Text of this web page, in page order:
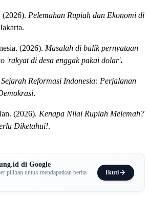
(2026). Pelemahan Rupiah dan Ekonomi di
(2026). Masalah di balik pernyataan
'rakyat di desa enggak pakai dolar'.
Sejarah Reformasi Indonesia: Perjalanan
.
(2026). Kenapa Nilai Rupiah Melemah?
Diketahui!.
di Google
pilihan untuk mendapatkan berita
Ikuti